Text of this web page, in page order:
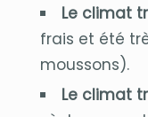
Le climat
frais et été
moussons).
Le climat